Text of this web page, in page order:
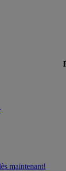
maintenant!